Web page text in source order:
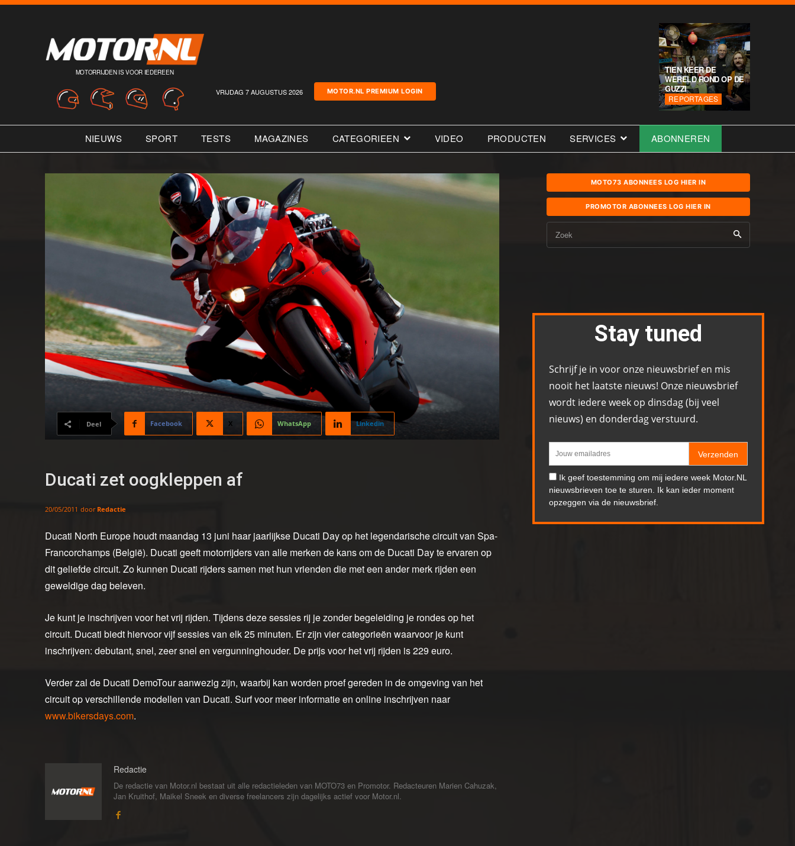
MOTORRIJDEN IS VOOR IEDEREEN
VRIJDAG 7 AUGUSTUS 2026 MOTOR.NL PREMIUM LOGIN
TIEN KEER DE
WERELD ROND OP DE
GUZZI
REPORTAGES
NIEUWS SPORT TESTS MAGAZINES CATEGORIEEN VIDEO PRODUCTEN SERVICES ABONNEREN
Deel Facebook X WhatsApp Linkedin
Ducati zet oogkleppen af
20/05/2011 door Redactie
Ducati North Europe houdt maandag 13 juni haar jaarlijkse Ducati Day op het legendarische circuit van Spa-
Francorchamps (België). Ducati geeft motorrijders van alle merken de kans om de Ducati Day te ervaren op
dit geliefde circuit. Zo kunnen Ducati rijders samen met hun vrienden die met een ander merk rijden een
geweldige dag beleven.
Je kunt je inschrijven voor het vrij rijden. Tijdens deze sessies rij je zonder begeleiding je rondes op het
circuit. Ducati biedt hiervoor vijf sessies van elk 25 minuten. Er zijn vier categorieën waarvoor je kunt
inschrijven: debutant, snel, zeer snel en vergunninghouder. De prijs voor het vrij rijden is 229 euro.
Verder zal de Ducati DemoTour aanwezig zijn, waarbij kan worden proef gereden in de omgeving van het
circuit op verschillende modellen van Ducati. Surf voor meer informatie en online inschrijven naar
www.bikersdays.com.
Redactie
De redactie van Motor.nl bestaat uit alle redactieleden van MOTO73 en Promotor. Redacteuren Marien Cahuzak,
Jan Kruithof, Maikel Sneek en diverse freelancers zijn dagelijks actief voor Motor.nl.
MOTO73 ABONNEES LOG HIER IN
PROMOTOR ABONNEES LOG HIER IN
Zoek
Stay tuned
Schrijf je in voor onze nieuwsbrief en mis
nooit het laatste nieuws! Onze nieuwsbrief
wordt iedere week op dinsdag (bij veel
nieuws) en donderdag verstuurd.
Verzenden
Ik geef toestemming om mij iedere week Motor.NL
nieuwsbrieven toe te sturen. Ik kan ieder moment
opzeggen via de nieuwsbrief.